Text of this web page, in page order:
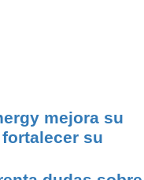
mejora su
su